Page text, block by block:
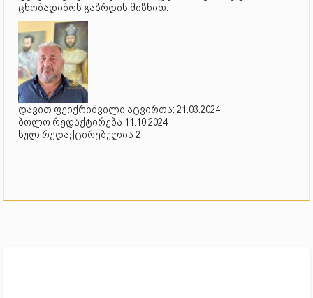
ცნობადიბოს გაზრდის მიზნით.
დავით ფეიქრიშვილი ატვირთა: 21.03.2024
ბოლო რედაქტირება 11.10.2024
სულ რედაქტირებულია 2